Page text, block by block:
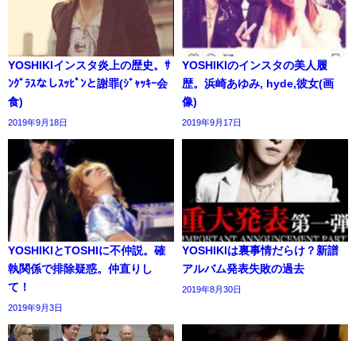
YOSHIKIインスタ炎上の歴史。ｻ
ﾝｸﾞﾗｽなしｽｯﾋﾟﾝと謝罪(ｼﾞｬｯｷｰ会
食)
2019年9月18日
YOSHIKIのインスタの美人履
歴。浜崎あゆみ, hyde,彼女(画
像)
2019年9月17日
YOSHIKIとTOSHIに不仲説。確
執関係で排除疑惑。仲直りし
て！
2019年9月3日
YOSHIKIは裏事情だらけ？新譜
アルバム発表失敗の過去
2019年8月30日